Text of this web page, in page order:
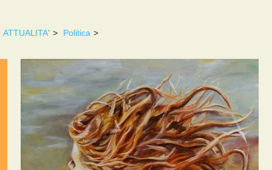
ATTUALITA' > Politica >